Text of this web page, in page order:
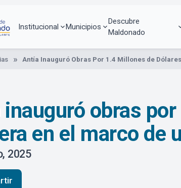
Institucional Municipios
Descubre
Maldonado
Antía Inauguró Obras Por 1.4 Millones de
obras
en el marco de
2025